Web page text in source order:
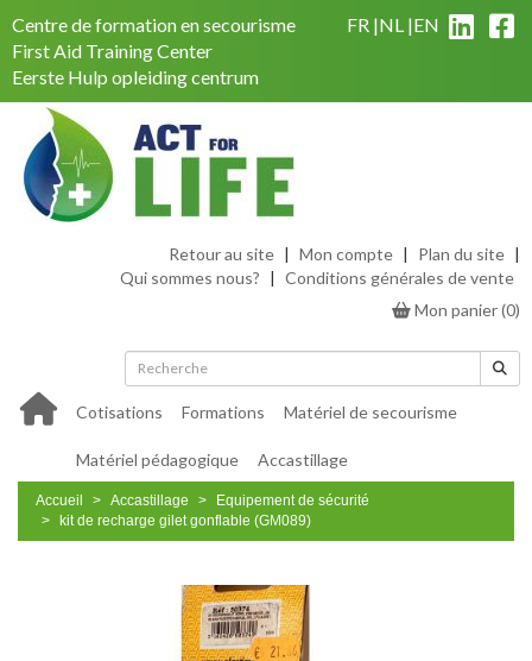
Centre de formation en secourisme
First Aid Training Center
Eerste Hulp opleiding centrum
FR NL EN
Retour au site | Mon compte | Plan du site |
Qui sommes nous? | Conditions générales de vente
Mon panier(0)
Cotisations Formations Matériel de secourisme
Matériel pédagogique Accastillage
Accueil Accastillage
Equipement de sécurité
kit de recharge gilet gonflable (GM089)